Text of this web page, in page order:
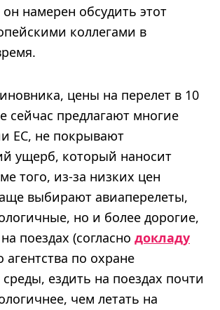
намерен обсудить этот
коллегами в
цены на перелет в 10
сейчас предлагают многие
ЕС, не покрывают
ущерб, который наносит
того, из-за низких цен
выбирают авиаперелеты,
но и более дорогие,
поездах (согласно докладу
агентства по охране
ездить на поездах почти
чем летать на